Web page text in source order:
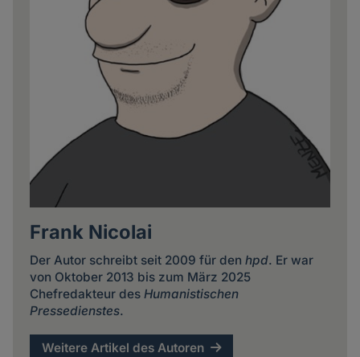
Frank Nicolai
Der Autor schreibt seit 2009 für den hpd. Er war
von Oktober 2013 bis zum März 2025
Chefredakteur des Humanistischen
Pressedienstes.
Weitere Artikel des Autoren